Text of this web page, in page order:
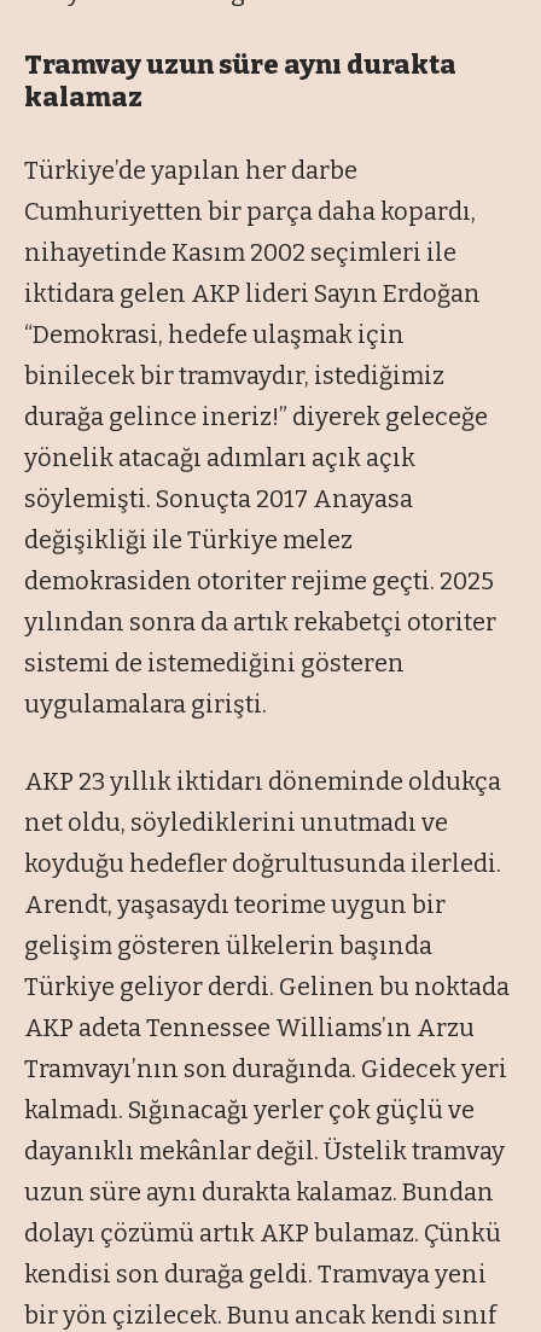
Tramvay uzun süre aynı durakta
kalamaz
Türkiye’de yapılan her darbe
Cumhuriyetten bir parça daha kopardı,
nihayetinde Kasım 2002 seçimleri ile
iktidara gelen AKP lideri Sayın Erdoğan
“Demokrasi, hedefe ulaşmak için
binilecek bir tramvaydır, istediğimiz
durağa gelince ineriz!” diyerek geleceğe
yönelik atacağı adımları açık açık
söylemişti. Sonuçta 2017 Anayasa
değişikliği ile Türkiye melez
demokrasiden otoriter rejime geçti. 2025
yılından sonra da artık rekabetçi otoriter
sistemi de istemediğini gösteren
uygulamalara girişti.
AKP 23 yıllık iktidarı döneminde oldukça
net oldu, söylediklerini unutmadı ve
koyduğu hedefler doğrultusunda ilerledi.
Arendt, yaşasaydı teorime uygun bir
gelişim gösteren ülkelerin başında
Türkiye geliyor derdi. Gelinen bu noktada
AKP adeta Tennessee Williams’ın Arzu
Tramvayı’nın son durağında. Gidecek yeri
kalmadı. Sığınacağı yerler çok güçlü ve
dayanıklı mekânlar değil. Üstelik tramvay
uzun süre aynı durakta kalamaz. Bundan
dolayı çözümü artık AKP bulamaz. Çünkü
kendisi son durağa geldi. Tramvaya yeni
bir yön çizilecek. Bunu ancak kendi sınıf